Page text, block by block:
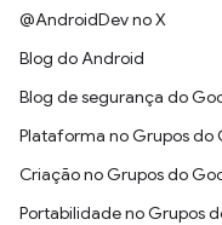
@AndroidDev no X
Blog do Android
Blog de segurança do
Plataforma no Grupos do
Criação no Grupos do
Portabilidade no Grupos